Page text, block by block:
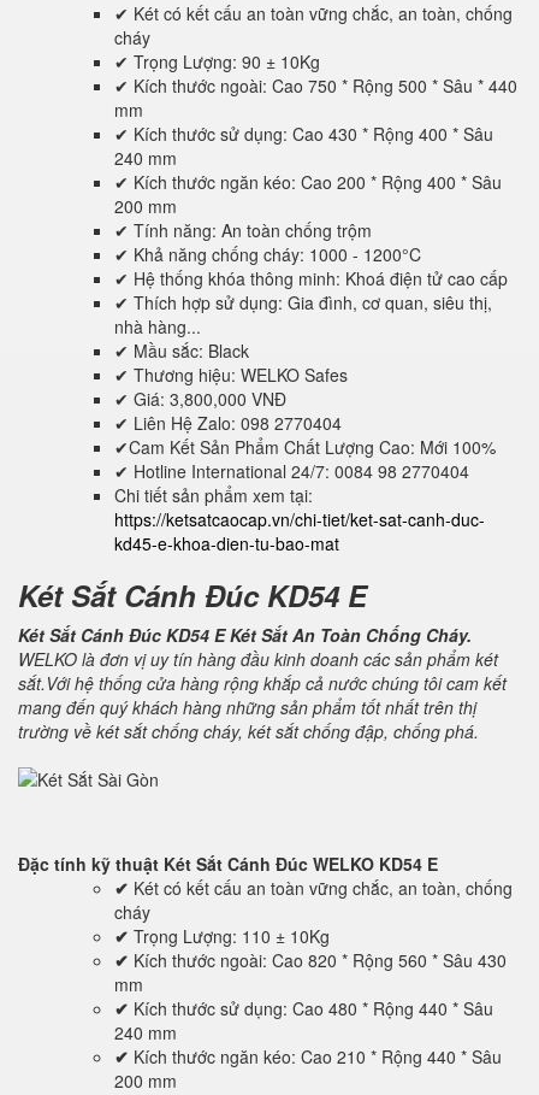
✔ Két có kết cấu an toàn vững chắc, an toàn, chống
cháy
✔ Trọng Lượng: 90 ± 10Kg
✔ Kích thước ngoài: Cao 750 * Rộng 500 * Sâu * 440
mm
✔ Kích thước sử dụng: Cao 430 * Rộng 400 * Sâu
240 mm
✔ Kích thước ngăn kéo: Cao 200 * Rộng 400 * Sâu
200 mm
✔ Tính năng: An toàn chống trộm
✔ Khả năng chống cháy: 1000 - 1200°C
✔ Hệ thống khóa thông minh: Khoá điện tử cao cấp
✔ Thích hợp sử dụng: Gia đình, cơ quan, siêu thị,
nhà hàng...
✔ Mầu sắc: Black
✔ Thương hiệu: WELKO Safes
✔ Giá: 3,800,000 VNĐ
✔ Liên Hệ Zalo: 098 2770404
✔Cam Kết Sản Phẩm Chất Lượng Cao: Mới 100%
✔ Hotline International 24/7: 0084 98 2770404
Chi tiết sản phẩm xem tại:
https://ketsatcaocap.vn/chi-tiet/ket-sat-canh-duc-
kd45-e-khoa-dien-tu-bao-mat
Két Sắt Cánh Đúc KD54 E
Két Sắt Cánh Đúc KD54 E Két Sắt An Toàn Chống Cháy.
WELKO là đơn vị uy tín hàng đầu kinh doanh các sản phẩm két
sắt.Với hệ thống cửa hàng rộng khắp cả nước chúng tôi cam kết
mang đến quý khách hàng những sản phẩm tốt nhất trên thị
trường về két sắt chống cháy, két sắt chống đập, chống phá.
Đặc tính kỹ thuật Két Sắt Cánh Đúc WELKO KD54 E
✔ Két có kết cấu an toàn vững chắc, an toàn, chống
cháy
✔ Trọng Lượng: 110 ± 10Kg
✔ Kích thước ngoài: Cao 820 * Rộng 560 * Sâu 430
mm
✔ Kích thước sử dụng: Cao 480 * Rộng 440 * Sâu
240 mm
✔ Kích thước ngăn kéo: Cao 210 * Rộng 440 * Sâu
200 mm